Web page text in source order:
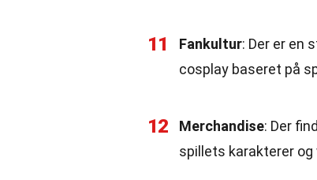
11 Fankultur: Der er en
cosplay baseret på
12 Merchandise: Der
spillets karakterer og